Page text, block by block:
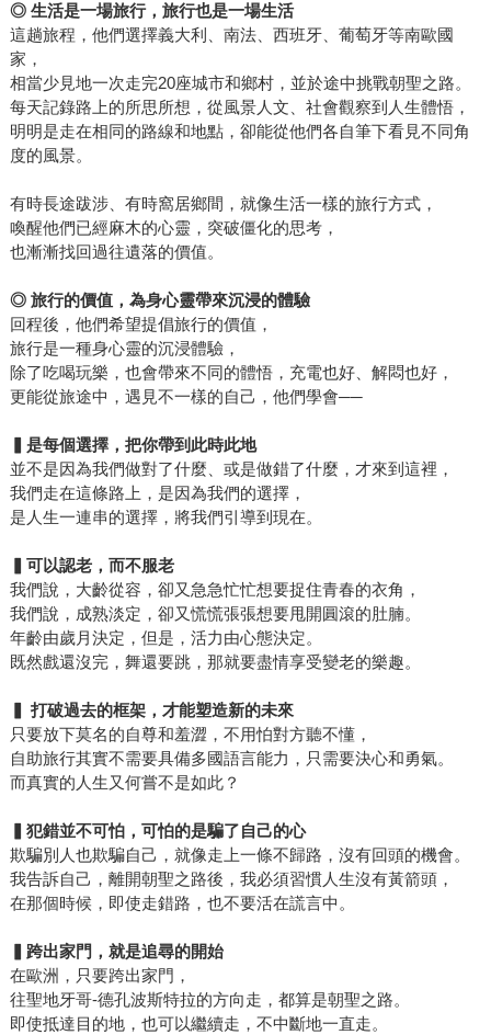
◎ 生活是一場旅行，旅行也是一場生活
這趟旅程，他們選擇義大利、南法、西班牙、葡萄牙等南歐國
家，
相當少見地一次走完20座城市和鄉村，並於途中挑戰朝聖之路。
每天記錄路上的所思所想，從風景人文、社會觀察到人生體悟，
明明是走在相同的路線和地點，卻能從他們各自筆下看見不同角
度的風景。
有時長途跋涉、有時窩居鄉間，就像生活一樣的旅行方式，
喚醒他們已經麻木的心靈，突破僵化的思考，
也漸漸找回過往遺落的價值。
◎ 旅行的價值，為身心靈帶來沉浸的體驗
回程後，他們希望提倡旅行的價值，
旅行是一種身心靈的沉浸體驗，
除了吃喝玩樂，也會帶來不同的體悟，充電也好、解悶也好，
更能從旅途中，遇見不一樣的自己，他們學會──
是每個選擇，把你帶到此時此地
並不是因為我們做對了什麼、或是做錯了什麼，才來到這裡，
我們走在這條路上，是因為我們的選擇，
是人生一連串的選擇，將我們引導到現在。
可以認老，而不服老
我們說，大齡從容，卻又急急忙忙想要捉住青春的衣角，
我們說，成熟淡定，卻又慌慌張張想要甩開圓滾的肚腩。
年齡由歲月決定，但是，活力由心態決定。
既然戲還沒完，舞還要跳，那就要盡情享受變老的樂趣。
打破過去的框架，才能塑造新的未來
只要放下莫名的自尊和羞澀，不用怕對方聽不懂，
自助旅行其實不需要具備多國語言能力，只需要決心和勇氣。
而真實的人生又何嘗不是如此？
犯錯並不可怕，可怕的是騙了自己的心
欺騙別人也欺騙自己，就像走上一條不歸路，沒有回頭的機會。
我告訴自己，離開朝聖之路後，我必須習慣人生沒有黃箭頭，
在那個時候，即使走錯路，也不要活在謊言中。
跨出家門，就是追尋的開始
在歐洲，只要跨出家門，
往聖地牙哥-德孔波斯特拉的方向走，都算是朝聖之路。
即使抵達目的地，也可以繼續走，不中斷地一直走。